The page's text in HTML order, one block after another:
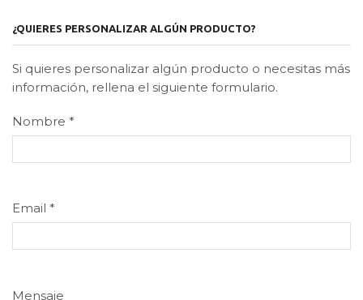
¿QUIERES PERSONALIZAR ALGÚN PRODUCTO?
Si quieres personalizar algún producto o necesitas más
información, rellena el siguiente formulario.
Nombre *
Email *
Mensaje